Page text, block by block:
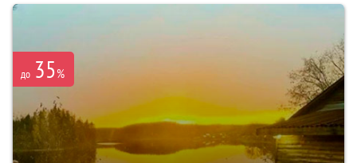
до 35%